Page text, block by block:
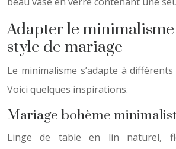
Adapter le
style de mariage
Le minimalisme s’adapte à
Voici quelques inspirations.
Mariage bohème
Linge de table en lin naturel,